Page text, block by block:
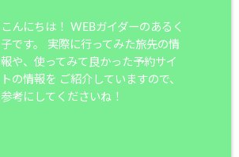
こんにちは！ WEBガイダーのあるく
子です。 実際に行ってみた旅先の情
報や、使ってみて良かった予約サイ
トの情報を ご紹介していますので、
参考にしてくださいね！